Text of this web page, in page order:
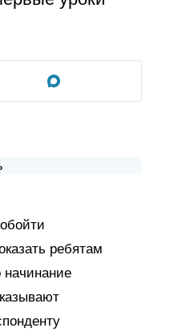
ребятам
начинание